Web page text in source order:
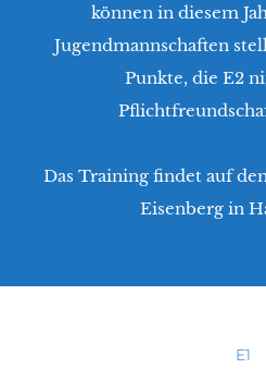
können in diesem
Jugendmannschaften
Punkte, die E2
Das Training findet auf
Eisenberg in
E1